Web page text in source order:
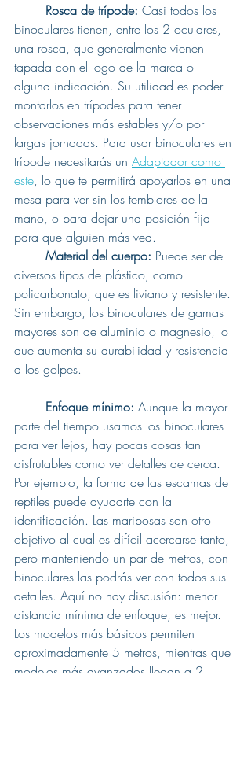
Rosca de trípode: Casi todos los
binoculares tienen, entre los 2 oculares,
una rosca, que generalmente vienen
tapada con el logo de la marca o
alguna indicación. Su utilidad es poder
montarlos en trípodes para tener
observaciones más estables y/o por
largas jornadas. Para usar binoculares en
trípode necesitarás un Adaptador como
este, lo que te permitirá apoyarlos en una
mesa para ver sin los temblores de la
mano, o para dejar una posición fija
para que alguien más vea.
Material del cuerpo: Puede ser de
diversos tipos de plástico, como
policarbonato, que es liviano y resistente.
Sin embargo, los binoculares de gamas
mayores son de aluminio o magnesio, lo
que aumenta su durabilidad y resistencia
a los golpes.
Enfoque mínimo: Aunque la mayor
parte del tiempo usamos los binoculares
para ver lejos, hay pocas cosas tan
disfrutables como ver detalles de cerca.
Por ejemplo, la forma de las escamas de
reptiles puede ayudarte con la
identificación. Las mariposas son otro
objetivo al cual es difícil acercarse tanto,
pero manteniendo un par de metros, con
binoculares las podrás ver con todos sus
detalles. Aquí no hay discusión: menor
distancia mínima de enfoque, es mejor.
Los modelos más básicos permiten
aproximadamente 5 metros, mientras que
modelos más avanzados llegan a 2